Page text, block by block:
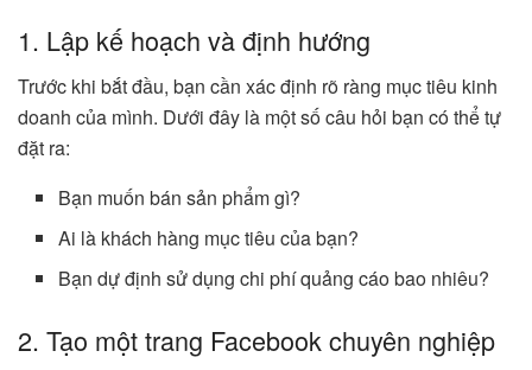
1. Lập kế hoạch và định hướng
Trước khi bắt đầu, bạn cần xác định rõ ràng mục tiêu kinh
doanh của mình. Dưới đây là một số câu hỏi bạn có thể tự
đặt ra:
Bạn muốn bán sản phẩm gì?
Ai là khách hàng mục tiêu của bạn?
Bạn dự định sử dụng chi phí quảng cáo bao nhiêu?
2. Tạo một trang Facebook chuyên nghiệp